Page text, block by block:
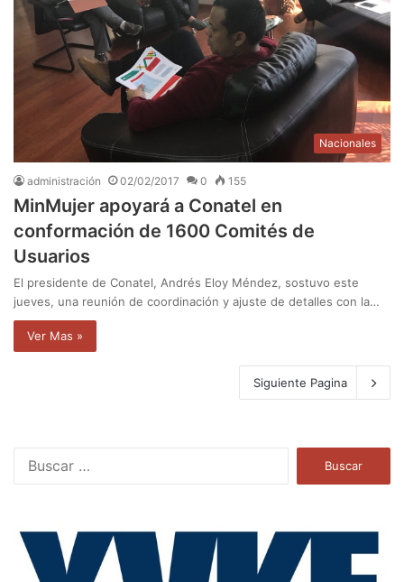
Nacionales
administración 02/02/2017 0 155
MinMujer apoyará a Conatel en
conformación de 1600 Comités de
Usuarios
El presidente de Conatel, Andrés Eloy Méndez, sostuvo este
jueves, una reunión de coordinación y ajuste de detalles con la…
Ver Mas »
Siguiente Pagina
a